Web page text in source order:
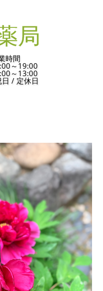
時間
～19:00
～13:00
日 / 定休日